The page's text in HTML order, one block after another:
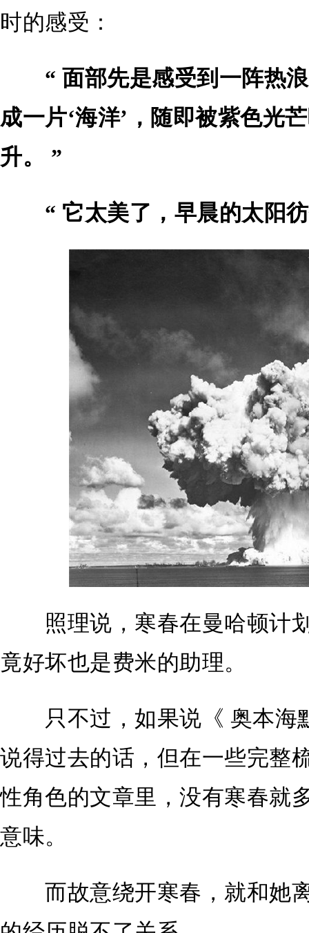
时的感受：
“ 面部先是感受到一阵热
成一片‘海洋’，随即被紫色光
升。 ”
“ 它太美了，早晨的太阳
照理说，寒春在曼哈顿计
竟好坏也是费米的助理。
只不过，如果说《 奥本海
说得过去的话，但在一些完整
性角色的文章里，没有寒春就
意味。
而故意绕开寒春，就和她离